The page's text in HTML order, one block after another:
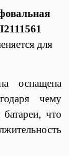
для
оснащена
чему
что